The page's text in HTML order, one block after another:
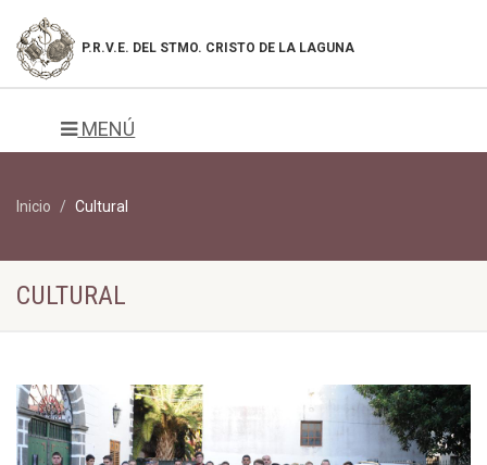
P.R.V.E. DEL STMO. CRISTO DE LA LAGUNA
MENÚ
Inicio Cultural
CULTURAL